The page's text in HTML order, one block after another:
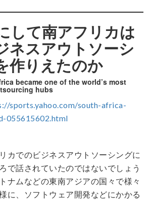
して南アフリカは
ネスアウトソーシ
作りえたのか
became one of the world’s most
hubs
sports.yahoo.com/south-africa-
055615602.html
カでのビジネスアウトソーシングに
で話されていたのではないでしょう
ナムなどの東南アジアの国々で様々
に、ソフトウェア開発などにかかる